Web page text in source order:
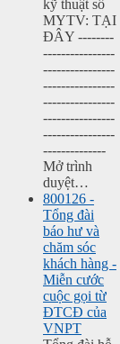
kỹ thuật số
MYTV: TẠI
ĐÂY --------
----------------
----------------
----------------
----------------
----------------
----------------
--------------
Mở trình
duyệt…
800126 -
Tổng đài
báo hư và
chăm sóc
khách hàng -
Miễn cước
cuộc gọi từ
ĐTCĐ của
VNPT